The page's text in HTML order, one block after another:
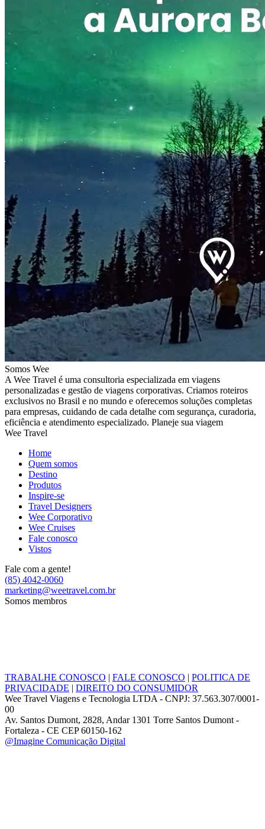
Somos Wee
A Wee Travel é uma consultoria especializada em viagens
personalizadas e gestão de viagens corporativas. Criamos roteiros
exclusivos no Brasil e no mundo e oferecemos soluções completas
para empresas, cuidando de cada detalhe com segurança, curadoria,
eficiência e atendimento especializado. Planeje sua viagem
Wee Travel
Home
Quem somos
Destino
Produtos
Inspire-se
Travel Designers
Wee Corporativo
Wee Cruises
Fale conosco
Vistos
Fale com a gente!
(85) 4042-0060
marketing@weetravel.com.br
Somos membros
TRABALHE CONOSCO | FALE CONOSCO | POLITICA DE
PRIVACIDADE | DIREITO DO CONSUMIDOR
Wee Travel Viagens e Tecnologia LTDA - CNPJ: 37.563.307/0001-
00
Av. Santos Dumont, 2828, Andar 1301 Torre Santos Dumont -
Fortaleza - CE CEP 60150-162
@Imagine Comunicação Digital